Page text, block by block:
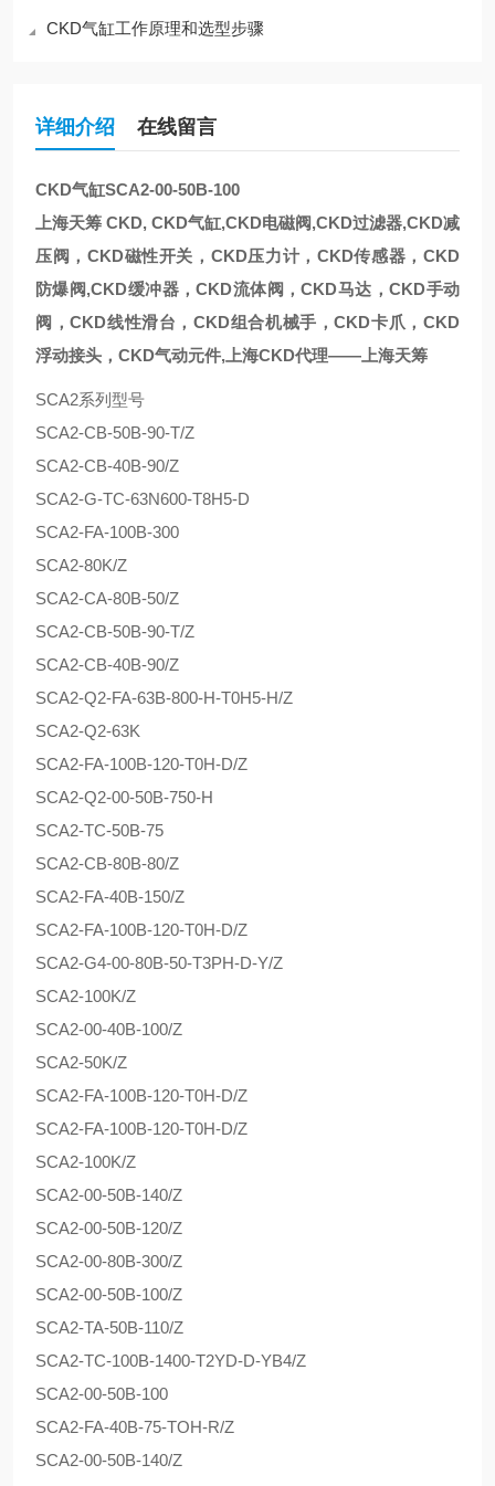
CKD气缸工作原理和选型步骤
详细介绍 在线留言
CKD气缸SCA2-00-50B-100
上海天筹 CKD, CKD气缸,CKD电磁阀,CKD过滤器,CKD减
压阀，CKD磁性开关，CKD压力计，CKD传感器，CKD
防爆阀,CKD缓冲器，CKD流体阀，CKD马达，CKD手动
阀，CKD线性滑台，CKD组合机械手，CKD卡爪，CKD
浮动接头，CKD气动元件,上海CKD代理——上海天筹
SCA2系列型号
SCA2-CB-50B-90-T/Z
SCA2-CB-40B-90/Z
SCA2-G-TC-63N600-T8H5-D
SCA2-FA-100B-300
SCA2-80K/Z
SCA2-CA-80B-50/Z
SCA2-CB-50B-90-T/Z
SCA2-CB-40B-90/Z
SCA2-Q2-FA-63B-800-H-T0H5-H/Z
SCA2-Q2-63K
SCA2-FA-100B-120-T0H-D/Z
SCA2-Q2-00-50B-750-H
SCA2-TC-50B-75
SCA2-CB-80B-80/Z
SCA2-FA-40B-150/Z
SCA2-FA-100B-120-T0H-D/Z
SCA2-G4-00-80B-50-T3PH-D-Y/Z
SCA2-100K/Z
SCA2-00-40B-100/Z
SCA2-50K/Z
SCA2-FA-100B-120-T0H-D/Z
SCA2-FA-100B-120-T0H-D/Z
SCA2-100K/Z
SCA2-00-50B-140/Z
SCA2-00-50B-120/Z
SCA2-00-80B-300/Z
SCA2-00-50B-100/Z
SCA2-TA-50B-110/Z
SCA2-TC-100B-1400-T2YD-D-YB4/Z
SCA2-00-50B-100
SCA2-FA-40B-75-TOH-R/Z
SCA2-00-50B-140/Z